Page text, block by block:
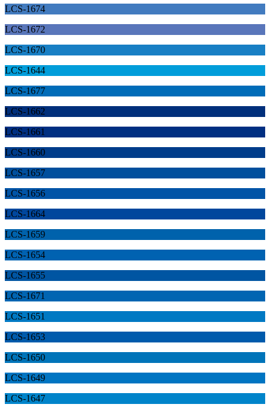
LCS-1674
LCS-1672
LCS-1670
LCS-1644
LCS-1677
LCS-1662
LCS-1661
LCS-1660
LCS-1657
LCS-1656
LCS-1664
LCS-1659
LCS-1654
LCS-1655
LCS-1671
LCS-1651
LCS-1653
LCS-1650
LCS-1649
LCS-1647